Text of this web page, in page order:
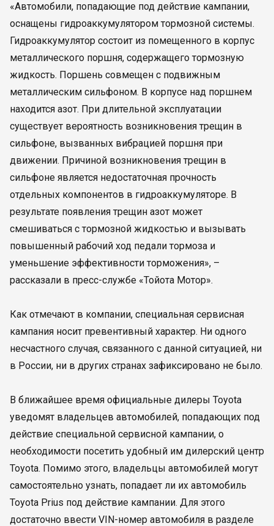
«Автомобили, попадающие под действие кампании,
оснащены гидроаккумулятором тормозной системы.
Гидроаккумулятор состоит из помещенного в корпус
металлического поршня, содержащего тормозную
жидкость. Поршень совмещен с подвижным
металлическим сильфоном. В корпусе над поршнем
находится азот. При длительной эксплуатации
существует вероятность возникновения трещин в
сильфоне, вызванных вибрацией поршня при
движении. Причиной возникновения трещин в
сильфоне является недостаточная прочность
отдельных компонентов в гидроаккумуляторе. В
результате появления трещин азот может
смешиваться с тормозной жидкостью и вызывать
повышенный рабочий ход педали тормоза и
уменьшение эффективности торможения», –
рассказали в пресс-службе «Тойота Мотор».
Как отмечают в компании, специальная сервисная
кампания носит превентивный характер. Ни одного
несчастного случая, связанного с данной ситуацией, ни
в России, ни в других странах зафиксировано не было.
В ближайшее время официальные дилеры Toyota
уведомят владельцев автомобилей, попадающих под
действие специальной сервисной кампании, о
необходимости посетить удобный им дилерский центр
Toyota. Помимо этого, владельцы автомобилей могут
самостоятельно узнать, попадает ли их автомобиль
Toyota Prius под действие кампании. Для этого
достаточно ввести VIN-номер автомобиля в разделе